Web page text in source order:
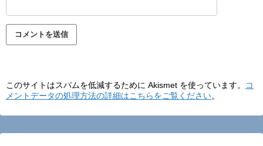
このサイトはスパムを低減するために Akismet を使っています。
コ
メントデータの処理方法の詳細はこちらをご覧ください。